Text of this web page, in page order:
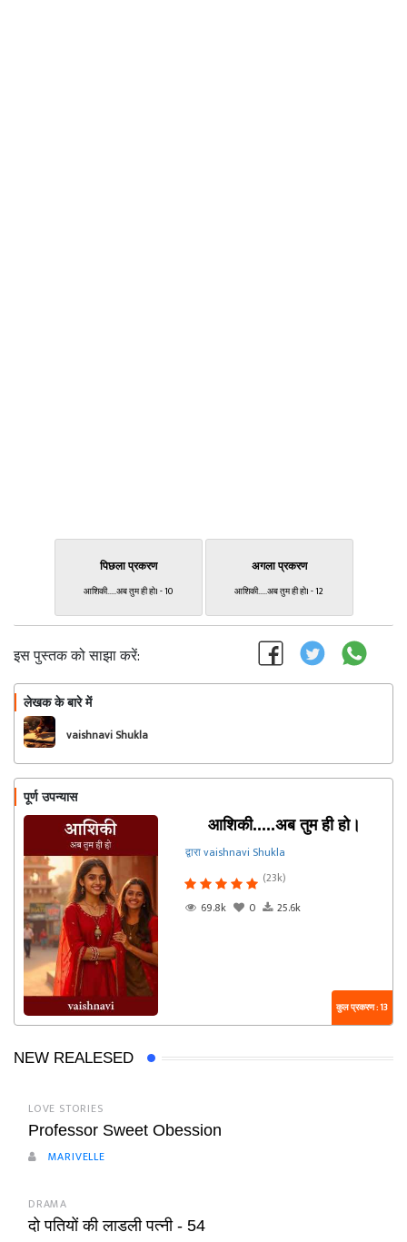
पिछला प्रकरण
आशिकी.....अब तुम ही हो। - 10
अगला प्रकरण
आशिकी.....अब तुम ही हो। - 12
इस पुस्तक को साझा करें:
लेखक के बारे में
vaishnavi Shukla
पूर्ण उपन्यास
आशिकी.....अब तुम ही हो।
द्वारा vaishnavi Shukla
(23k)
69.8k
0 25.6k
कुल प्रकरण : 13
NEW REALESED
LOVE STORIES
Professor Sweet Obession
MARIVELLE
DRAMA
दो पतियों की लाडली पत्नी - 54